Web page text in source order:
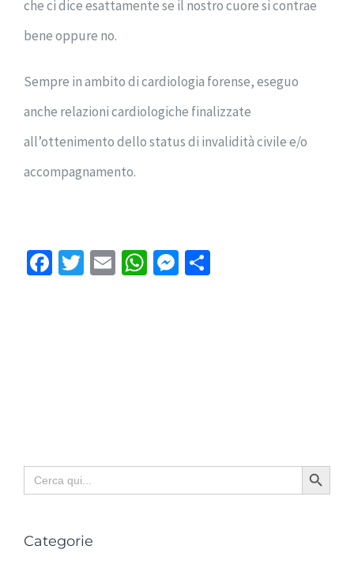
che ci dice esattamente se il nostro cuore si contrae
bene oppure no.
Sempre in ambito di cardiologia forense, eseguo
anche relazioni cardiologiche finalizzate
all’ottenimento dello status di invalidità civile e/o
accompagnamento.
Facebook
Twitter
EmailWhatsApp
Messenger
Search
for:
Search Button
Categorie